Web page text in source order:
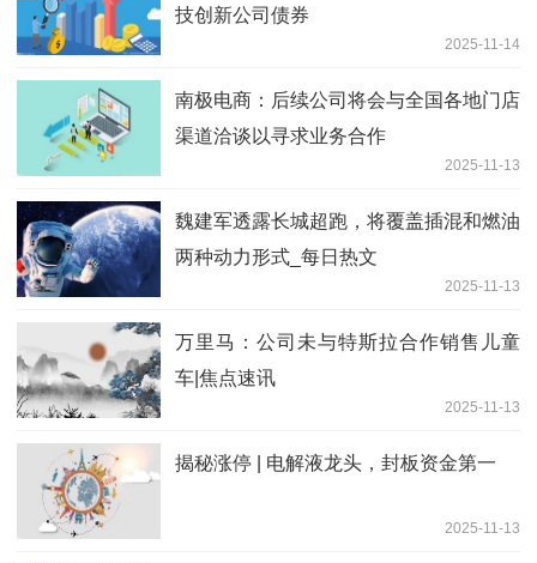
技创新公司债券
2025-11-14
南极电商：后续公司将会与全国各地门店
渠道洽谈以寻求业务合作
2025-11-13
魏建军透露长城超跑，将覆盖插混和燃油
两种动力形式_每日热文
2025-11-13
万里马：公司未与特斯拉合作销售儿童
车|焦点速讯
2025-11-13
揭秘涨停 | 电解液龙头，封板资金第一
2025-11-13